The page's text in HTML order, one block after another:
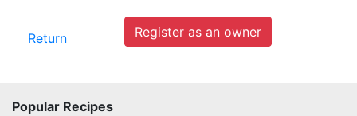
Return Register as an owner
Popular Recipes